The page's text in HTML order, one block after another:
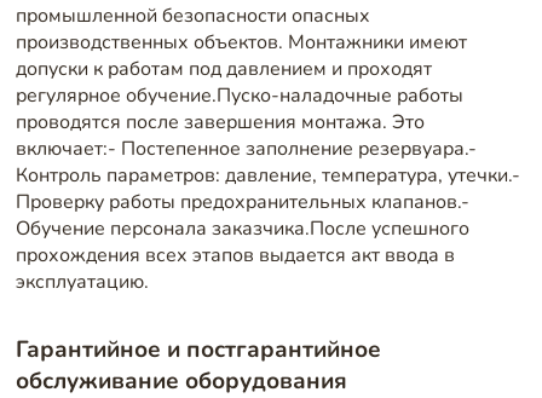
промышленной безопасности опасных
производственных объектов. Монтажники имеют
допуски к работам под давлением и проходят
регулярное обучение.Пуско-наладочные работы
проводятся после завершения монтажа. Это
включает:- Постепенное заполнение резервуара.-
Контроль параметров: давление, температура, утечки.-
Проверку работы предохранительных клапанов.-
Обучение персонала заказчика.После успешного
прохождения всех этапов выдается акт ввода в
эксплуатацию.
Гарантийное и постгарантийное
обслуживание оборудования